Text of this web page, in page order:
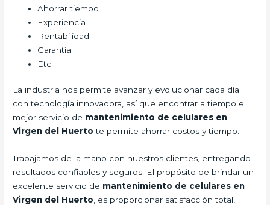
Ahorrar tiempo
Experiencia
Rentabilidad
Garantía
Etc.
La industria nos permite avanzar y evolucionar cada día
con tecnología innovadora, así que encontrar a tiempo el
mejor servicio de mantenimiento de celulares en
Virgen del Huerto te permite ahorrar costos y tiempo.
Trabajamos de la mano con nuestros clientes, entregando
resultados confiables y seguros. El propósito de brindar un
excelente servicio de mantenimiento de celulares en
Virgen del Huerto , es proporcionar satisfacción total,